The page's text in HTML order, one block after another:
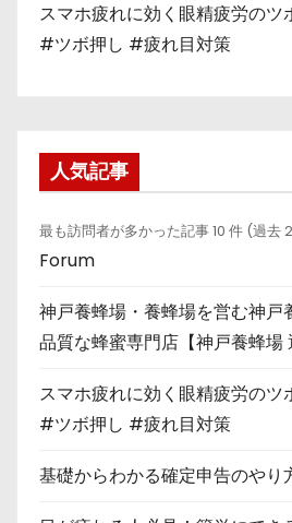
スマホ疲れに効く眼精疲労の
#ツボ押し #疲れ目対策
人気記事
最も訪問者が多かった記事 10 件 (過去
Forum
神戸養蜂場・養蜂場を営む神戸
品質な蜂蜜専門店【神戸養蜂場
スマホ疲れに効く眼精疲労の
#ツボ押し #疲れ目対策
基礎からわかる確定申告のやり